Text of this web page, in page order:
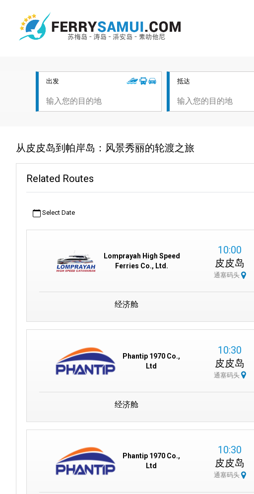
出发 抵达
从皮皮岛到帕岸岛：风景秀丽的轮渡之旅
Related Routes
Select Date
Lomprayah High Speed
Ferries Co., Ltd.
10:00
皮皮岛
通塞码头
经济舱
Phantip 1970 Co.,
Ltd
10:30
皮皮岛
通塞码头
经济舱
Phantip 1970 Co.,
Ltd
10:30
皮皮岛
通塞码头